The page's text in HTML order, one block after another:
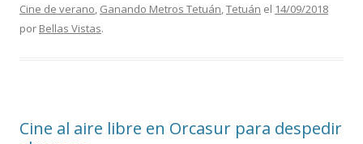
b er l p
Cine de verano, Ganando Metros Tetuán,Tetuán el 14/09/2018
por Bellas Vistas.
Cine al aire libre en Orcasur para despedir